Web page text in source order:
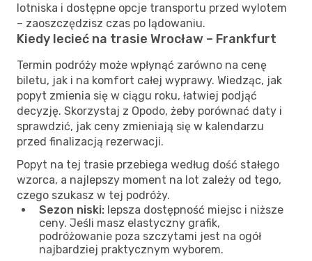
lotniska i dostępne opcje transportu przed wylotem
– zaoszczędzisz czas po lądowaniu.
Kiedy lecieć na trasie Wrocław – Frankfurt
Termin podróży może wpłynąć zarówno na cenę
biletu, jak i na komfort całej wyprawy. Wiedząc, jak
popyt zmienia się w ciągu roku, łatwiej podjąć
decyzję. Skorzystaj z Opodo, żeby porównać daty i
sprawdzić, jak ceny zmieniają się w kalendarzu
przed finalizacją rezerwacji.
Popyt na tej trasie przebiega według dość stałego
wzorca, a najlepszy moment na lot zależy od tego,
czego szukasz w tej podróży.
Sezon niski: lepsza dostępność miejsc i niższe
ceny. Jeśli masz elastyczny grafik,
podróżowanie poza szczytami jest na ogół
najbardziej praktycznym wyborem.